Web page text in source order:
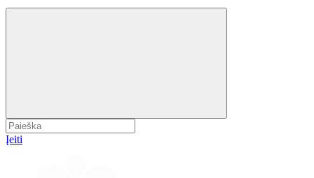
Įeiti